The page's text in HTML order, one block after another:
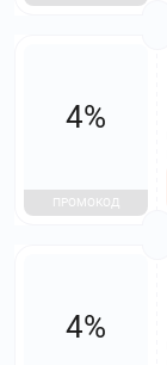
4%
ПРОМОКОД
4%